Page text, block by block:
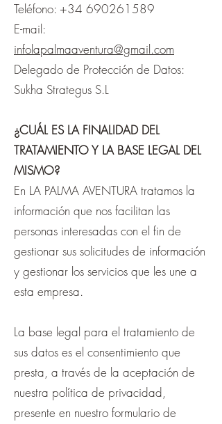
Teléfono: +34 690261589
E-mail:
infolapalmaaventura@gmail.com
Delegado de Protección de Datos:
Sukha Strategus S.L
¿CUÁL ES LA FINALIDAD DEL
TRATAMIENTO Y LA BASE LEGAL DEL
MISMO?
En LA PALMA AVENTURA tratamos la
información que nos facilitan las
personas interesadas con el fin de
gestionar sus solicitudes de información
y gestionar los servicios que les une a
esta empresa.
La base legal para el tratamiento de
sus datos es el consentimiento que
presta, a través de la aceptación de
nuestra política de privacidad,
presente en nuestro formulario de